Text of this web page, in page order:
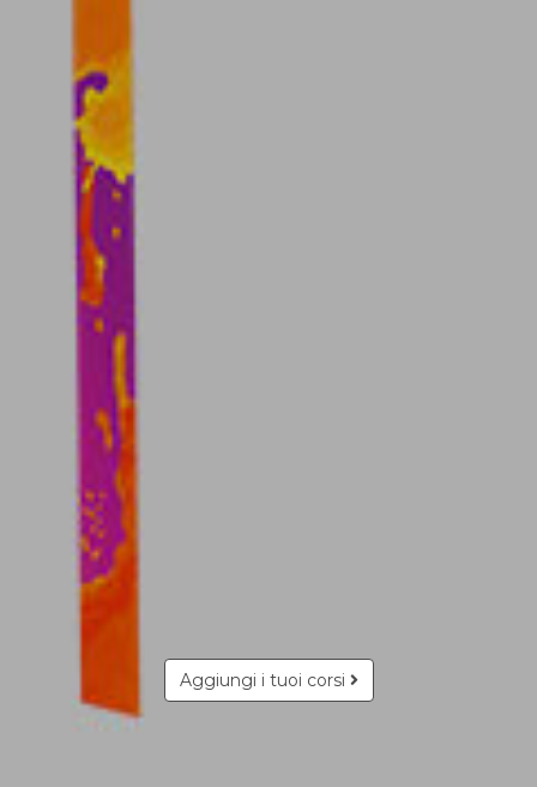
Aggiungi i tuoi corsi